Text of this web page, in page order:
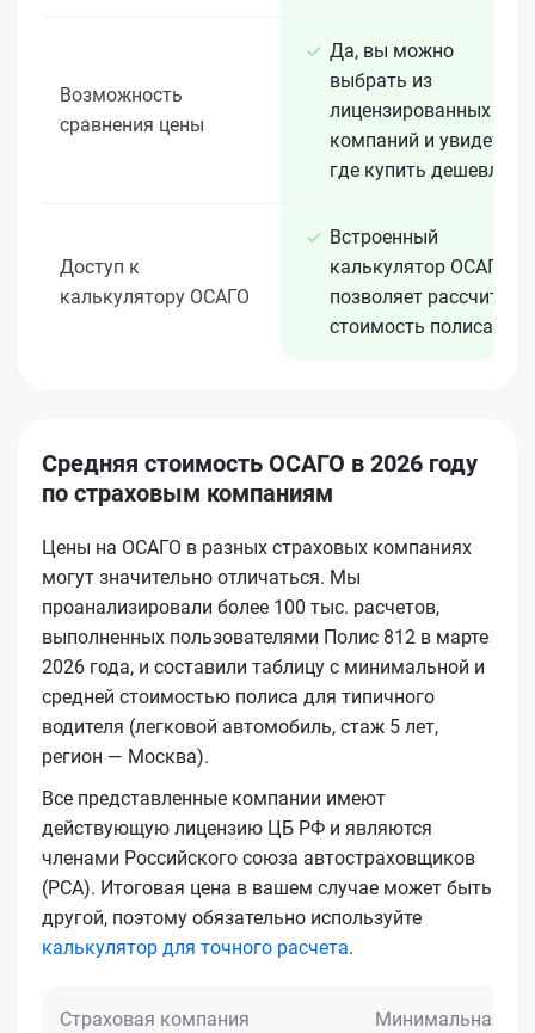
Возможность
сравнения цены
Да, вы можно
выбрать из
лицензированных 15+
компаний и увидеть,
где купить дешевле
Доступ к
калькулятору ОСАГО
Встроенный
калькулятор ОСАГО
позволяет рассчитать
стоимость полиса
Средняя стоимость ОСАГО в 2026 году
по страховым компаниям
Цены на ОСАГО в разных страховых компаниях
могут значительно отличаться. Мы
проанализировали более 100 тыс. расчетов,
выполненных пользователями Полис 812 в марте
2026 года, и составили таблицу с минимальной и
средней стоимостью полиса для типичного
водителя (легковой автомобиль, стаж 5 лет,
регион — Москва).
Все представленные компании имеют
действующую лицензию ЦБ РФ и являются
членами Российского союза автостраховщиков
(РСА). Итоговая цена в вашем случае может быть
другой, поэтому обязательно используйте
калькулятор для точного расчета.
Страховая компания Минимальная